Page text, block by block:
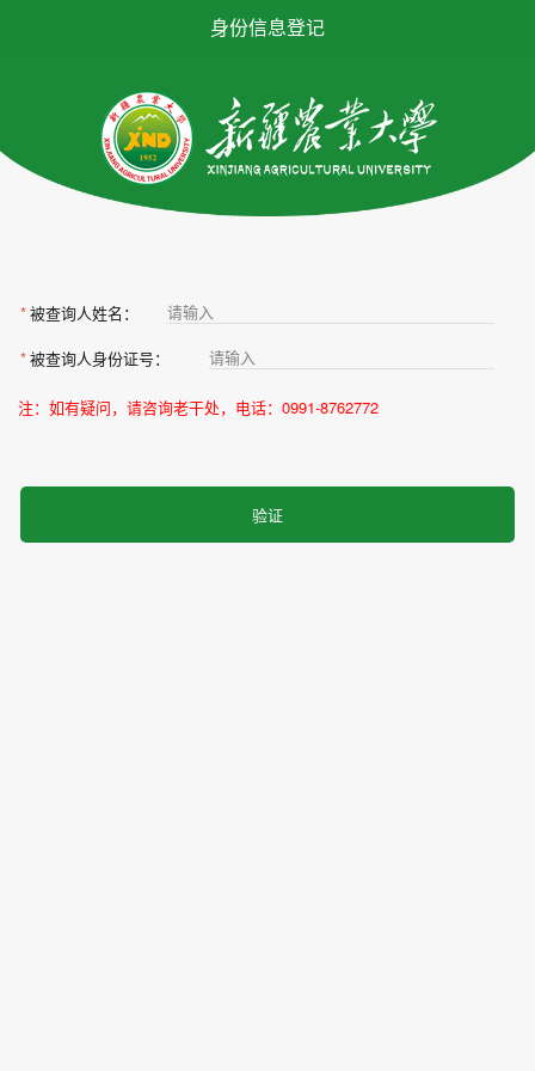
身份信息登记
*被查询人姓名： 请输入
*被查询人身份证号： 请输入
注：如有疑问，请咨询老干处，电话：0991-8762772
验证